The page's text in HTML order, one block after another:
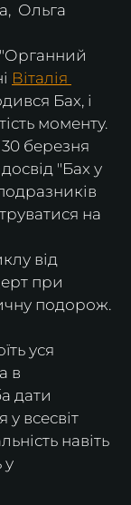
Ольга
"Органний
Віталія
Бах, і
моменту.
30 березня
"Бах у
на
від
при
подорож.
уся
в
дати
у всесвіт
навіть
у